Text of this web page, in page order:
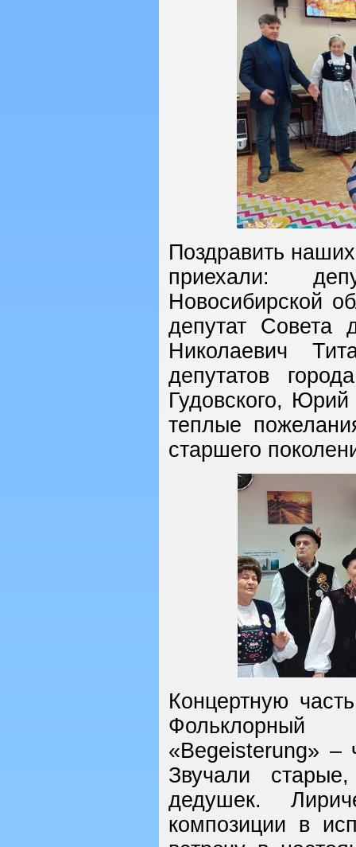
Поздравить
приехали:
Новосибирской
депутат Совета
Николаевич
депутатов
Гудовского,
теплые
старшего
Концертную
Фольклорный
«Begeisterung» –
Звучали
дедушек.
композиции в